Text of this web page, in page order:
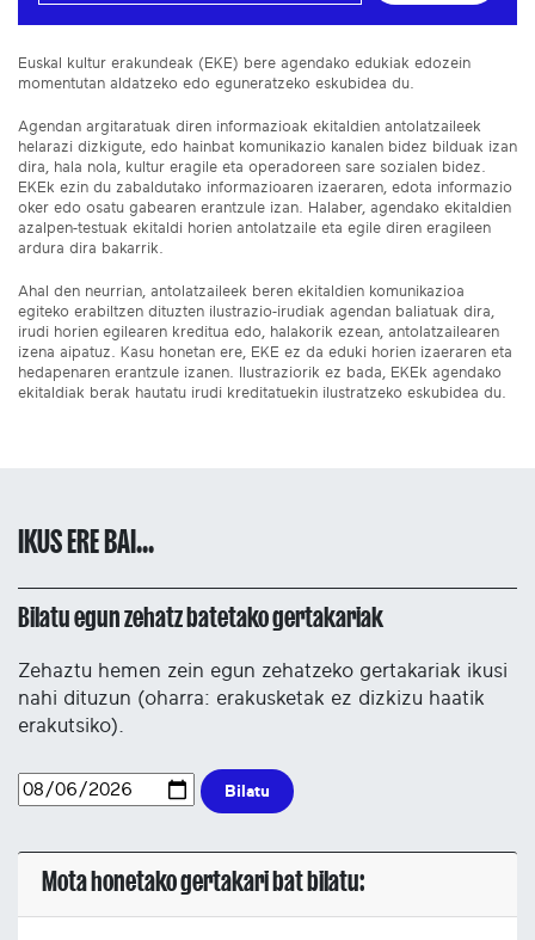
Euskal kultur erakundeak (EKE) bere agendako edukiak edozein
momentutan aldatzeko edo eguneratzeko eskubidea du.
Agendan argitaratuak diren informazioak ekitaldien antolatzaileek
helarazi dizkigute, edo hainbat komunikazio kanalen bidez bilduak izan
dira, hala nola, kultur eragile eta operadoreen sare sozialen bidez.
EKEk ezin du zabaldutako informazioaren izaeraren, edota informazio
oker edo osatu gabearen erantzule izan. Halaber, agendako ekitaldien
azalpen-testuak ekitaldi horien antolatzaile eta egile diren eragileen
ardura dira bakarrik.
Ahal den neurrian, antolatzaileek beren ekitaldien komunikazioa
egiteko erabiltzen dituzten ilustrazio-irudiak agendan baliatuak dira,
irudi horien egilearen kreditua edo, halakorik ezean, antolatzailearen
izena aipatuz. Kasu honetan ere, EKE ez da eduki horien izaeraren eta
hedapenaren erantzule izanen. Ilustraziorik ez bada, EKEk agendako
ekitaldiak berak hautatu irudi kreditatuekin ilustratzeko eskubidea du.
IKUS ERE BAI...
Bilatu egun zehatz batetako gertakariak
Zehaztu hemen zein egun zehatzeko gertakariak ikusi
nahi dituzun (oharra: erakusketak ez dizkizu haatik
erakutsiko).
Bilatu
Mota honetako gertakari bat bilatu: